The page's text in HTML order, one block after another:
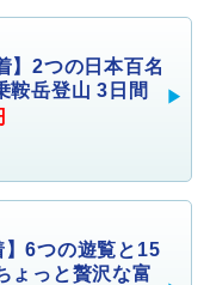
2つの日本百名
鞍岳登山 3日間
6つの遊覧と15
ょっと贅沢な富